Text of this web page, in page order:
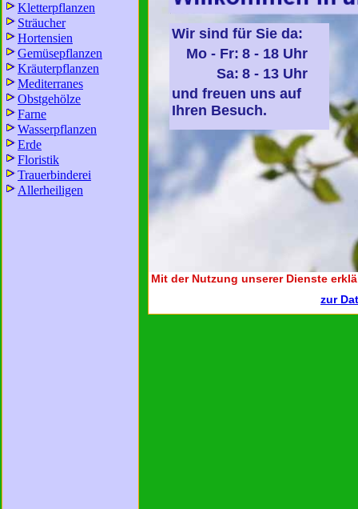
Kletterpflanzen
Sträucher
Hortensien
Gemüsepflanzen
Kräuterpflanzen
Mediterranes
Obstgehölze
Farne
Wasserpflanzen
Erde
Floristik
Trauerbinderei
Allerheiligen
Wir sind für Sie da:
Mo - Fr: 8 - 18 Uhr
Sa: 8 - 13 Uhr
und freuen uns auf
Ihren Besuch.
Mit der Nutzung unserer Dienste
zur